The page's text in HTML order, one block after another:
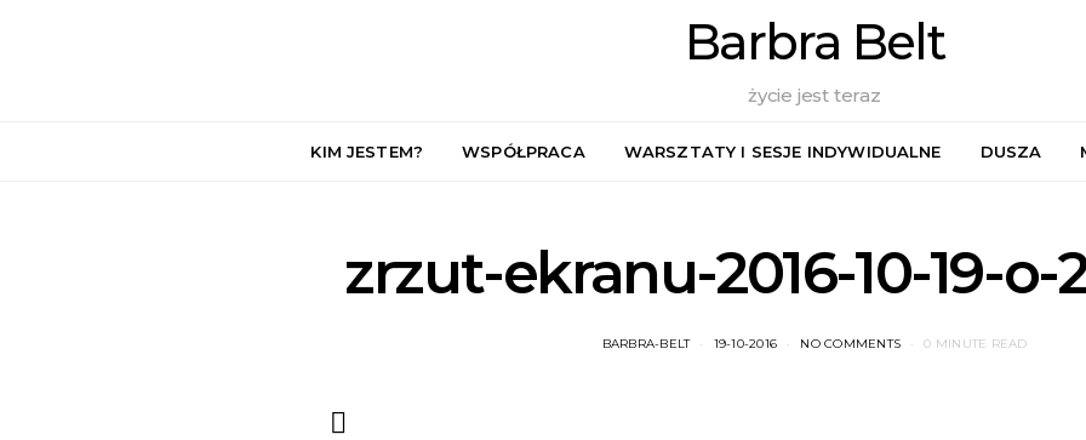
Barbra Belt
życie jest teraz
KIM JESTEM? WSPÓŁPRACA WARSZTATY I SESJE INDYWIDUALNE DUSZA
zrzut-ekranu-2016-10-19-o-
BARBRA-BELT 19-10-2016 NO COMMENTS 0 MINUTE READ